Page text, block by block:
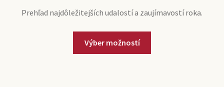
Prehľad najdôležitejších udalostí a zaujímavostí roka.
Výber možností